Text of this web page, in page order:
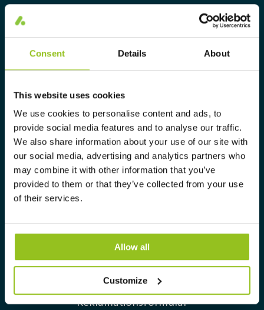
Consent Details About
This website uses cookies
We use cookies to personalise content and ads, to
provide social media features and to analyse our traffic.
We also share information about your use of our site with
our social media, advertising and analytics partners who
may combine it with other information that you’ve
provided to them or that they’ve collected from your use
of their services.
Allow all
Customize
020-32 30 30
Information
Kontakta oss
Lediga tjänster
Sustainability Report 2025
Kataloger
DIALux plug-in
RELUX Plug-in
Leverans & betalning
Reklamationsformulär